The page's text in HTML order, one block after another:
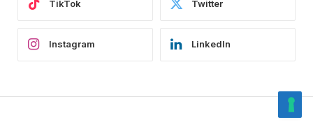
TikTok Twitter
Instagram LinkedIn